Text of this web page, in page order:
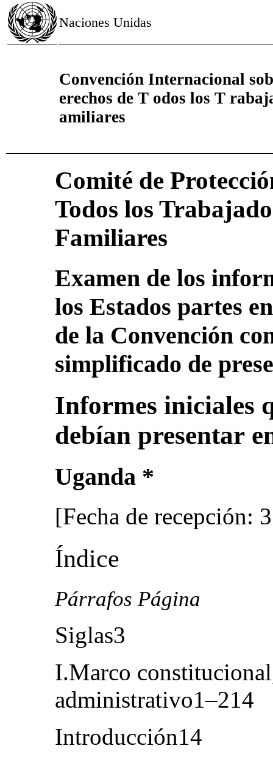
Naciones Unidas
Convención Internacional
erechos de T odos los T
amiliares
Comité de
Todos los
Familiares
Examen de los
los Estados partes
de la Convención
simplificado de
Informes iniciales
debían presentar
Uganda *
[Fecha de recepción:
Índice
Párrafos Página
Siglas3
I.Marco
administrativo1–214
Introducción14